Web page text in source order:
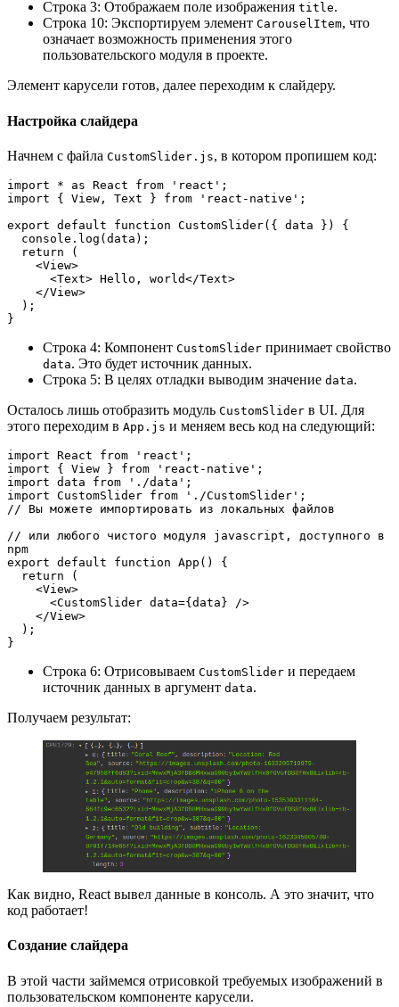
Строка 3: Отображаем поле изображения title.
Строка 10: Экспортируем элемент CarouselItem, что
означает возможность применения этого
пользовательского модуля в проекте.
Элемент карусели готов, далее переходим к слайдеру.
Настройка слайдера
Начнем с файла CustomSlider.js, в котором пропишем код:
import * as React from 'react';
import { View, Text } from 'react-native';
export default function CustomSlider({ data }) {
  console.log(data);
  return (
    <View>
      <Text> Hello, world</Text>
    </View>
  );
}
Строка 4: Компонент CustomSlider принимает свойство
data. Это будет источник данных.
Строка 5: В целях отладки выводим значение data.
Осталось лишь отобразить модуль CustomSlider в UI. Для
этого переходим в App.js и меняем весь код на следующий:
import React from 'react';
import { View } from 'react-native';
import data from './data';
import CustomSlider from './CustomSlider';
// Вы можете импортировать из локальных файлов
// или любого чистого модуля javascript, доступного в
npm
export default function App() {
  return (
    <View>
      <CustomSlider data={data} />
    </View>
  );
}
Строка 6: Отрисовываем CustomSlider и передаем
источник данных в аргумент data.
Получаем результат:
Как видно, React вывел данные в консоль. А это значит, что
код работает!
Создание слайдера
В этой части займемся отрисовкой требуемых изображений в
пользовательском компоненте карусели.